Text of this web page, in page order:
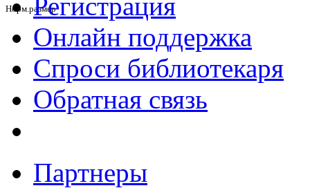
Норм.размер
Онлайн поддержка
Спроси библиотекаря
Обратная связь
Партнеры